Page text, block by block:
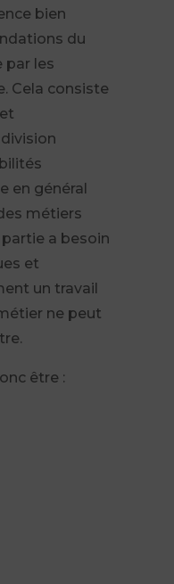
bien
du
par les
Cela consiste
en général
métiers
a besoin
et
un travail
ne peut
être :